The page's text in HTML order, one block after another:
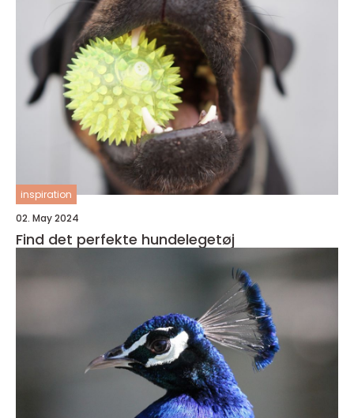
inspiration
02. May 2024
Find det perfekte hundelegetøj